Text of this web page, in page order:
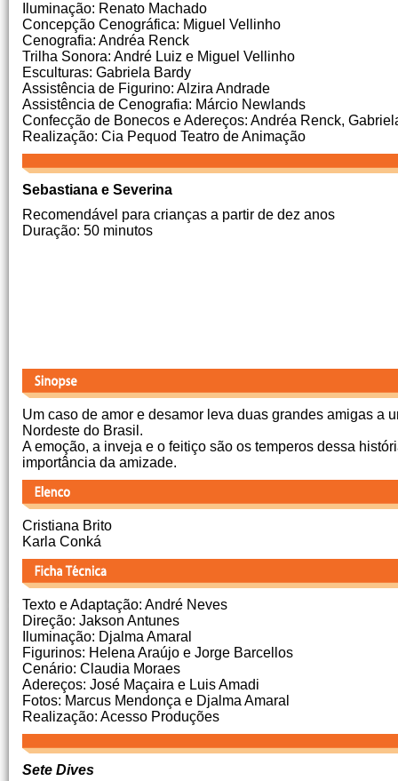
Iluminação: Renato Machado
Concepção Cenográfica: Miguel Vellinho
Cenografia: Andréa Renck
Trilha Sonora: André Luiz e Miguel Vellinho
Esculturas: Gabriela Bardy
Assistência de Figurino: Alzira Andrade
Assistência de Cenografia: Márcio Newlands
Confecção de Bonecos e Adereços: Andréa Renck,
Realização: Cia Pequod Teatro de Animação
Sebastiana e Severina
Recomendável para crianças a partir de dez anos
Duração: 50 minutos
Um caso de amor e desamor leva duas grandes amigas a
Nordeste do Brasil.
A emoção, a inveja e o feitiço são os temperos dessa
importância da amizade.
Cristiana Brito
Karla Conká
Texto e Adaptação: André Neves
Direção: Jakson Antunes
Iluminação: Djalma Amaral
Figurinos: Helena Araújo e Jorge Barcellos
Cenário: Claudia Moraes
Adereços: José Maçaira e Luis Amadi
Fotos: Marcus Mendonça e Djalma Amaral
Realização: Acesso Produções
Sete Dives